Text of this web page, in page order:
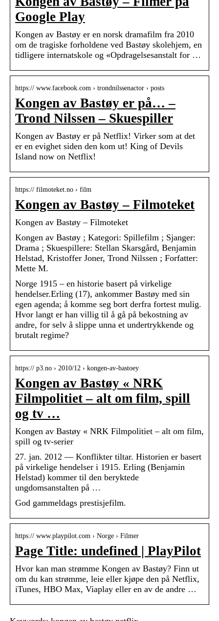
Google Play
Kongen av Bastøy er en norsk dramafilm fra 2010
om de tragiske forholdene ved Bastøy skolehjem, en
tidligere internatskole og «Opdragelsesanstalt for …
https:// www.facebook.com › trondnilssenactor › posts
Kongen av Bastøy er på… –
Trond Nilssen – Skuespiller
Kongen av Bastøy er på Netflix! Virker som at det
er en evighet siden den kom ut! King of Devils
Island now on Netflix!
https:// filmoteket.no › film
Kongen av Bastøy – Filmoteket
Kongen av Bastøy – Filmoteket
Kongen av Bastøy ; Kategori: Spillefilm ; Sjanger:
Drama ; Skuespillere: Stellan Skarsgård, Benjamin
Helstad, Kristoffer Joner, Trond Nilssen ; Forfatter:
Mette M.
Norge 1915 – en historie basert på virkelige
hendelser.Erling (17), ankommer Bastøy med sin
egen agenda; å komme seg bort derfra fortest mulig.
Hvor langt er han villig til å gå på bekostning av
andre, for selv å slippe unna et undertrykkende og
brutalt regime?
https:// p3.no › 2010/12 › kongen-av-bastoey
Kongen av Bastøy « NRK
Filmpolitiet – alt om film, spill
og tv …
Kongen av Bastøy « NRK Filmpolitiet – alt om film,
spill og tv-serier
27. jan. 2012 — Konflikter tiltar. Historien er basert
på virkelige hendelser i 1915. Erling (Benjamin
Helstad) kommer til den beryktede
ungdomsanstalten på …
God gammeldags prestisjefilm.
https:// www.playpilot.com › Norge › Filmer
Page Title: undefined | PlayPilot
Hvor kan man strømme Kongen av Bastøy? Finn ut
om du kan strømme, leie eller kjøpe den på Netflix,
iTunes, HBO Max, Viaplay eller en av de andre …